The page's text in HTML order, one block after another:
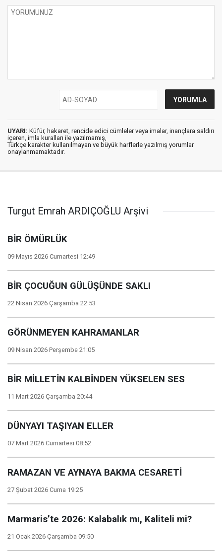
UYARI: Küfür, hakaret, rencide edici cümleler veya imalar, inançlara saldırı
içeren, imla kuralları ile yazılmamış,
Türkçe karakter kullanılmayan ve büyük harflerle yazılmış yorumlar
onaylanmamaktadır.
Turgut Emrah ARDIÇOĞLU Arşivi
BİR ÖMÜRLÜK
09 Mayıs 2026 Cumartesi 12:49
BİR ÇOCUĞUN GÜLÜŞÜNDE SAKLI
22 Nisan 2026 Çarşamba 22:53
GÖRÜNMEYEN KAHRAMANLAR
09 Nisan 2026 Perşembe 21:05
BİR MİLLETİN KALBİNDEN YÜKSELEN SES
11 Mart 2026 Çarşamba 20:44
DÜNYAYI TAŞIYAN ELLER
07 Mart 2026 Cumartesi 08:52
RAMAZAN VE AYNAYA BAKMA CESARETİ
27 Şubat 2026 Cuma 19:25
Marmaris’te 2026: Kalabalık mı, Kaliteli mi?
21 Ocak 2026 Çarşamba 09:50